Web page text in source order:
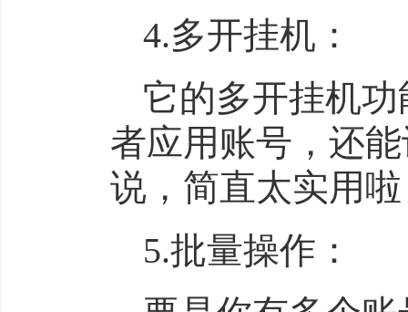
4.多开挂机：
它的多开挂机
者应用账号，还
说，简直太实用
5.批量操作：